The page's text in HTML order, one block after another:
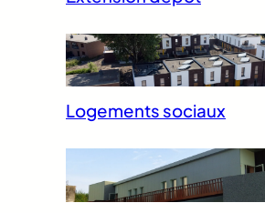
Logements sociaux